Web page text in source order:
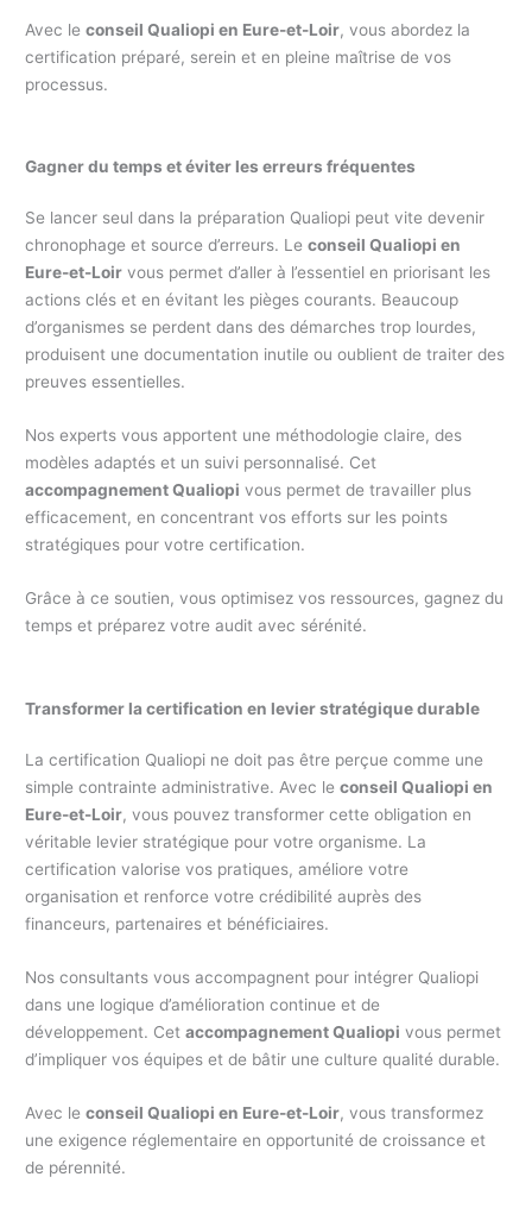
Avec leconseil Qualiopi en Eure-et-Loir, vous abordez la
certification préparé, serein et en pleine maîtrise de vos
processus.
Gagner du temps et éviter les erreurs fréquentes
Se lancer seul dans la préparation Qualiopi peut vite devenir
chronophage et source d’erreurs. Leconseil Qualiopi en
Eure-et-Loir vous permet d’aller à l’essentiel en priorisant les
actions clés et en évitant les pièges courants. Beaucoup
d’organismes se perdent dans des démarches trop lourdes,
produisent une documentation inutile ou oublient de traiter des
preuves essentielles.
Nos experts vous apportent une méthodologie claire, des
modèles adaptés et un suivi personnalisé. Cet
accompagnement Qualiopi vous permet de travailler plus
efficacement, en concentrant vos efforts sur les points
stratégiques pour votre certification.
Grâce à ce soutien, vous optimisez vos ressources, gagnez du
temps et préparez votre audit avec sérénité.
Transformer la certification en levier stratégique durable
La certification Qualiopi ne doit pas être perçue comme une
simple contrainte administrative. Avec leconseil Qualiopi en
Eure-et-Loir, vous pouvez transformer cette obligation en
véritable levier stratégique pour votre organisme. La
certification valorise vos pratiques, améliore votre
organisation et renforce votre crédibilité auprès des
financeurs, partenaires et bénéficiaires.
Nos consultants vous accompagnent pour intégrer Qualiopi
dans une logique d’amélioration continue et de
développement. Cetaccompagnement Qualiopi vous permet
d’impliquer vos équipes et de bâtir une culture qualité durable.
Avec leconseil Qualiopi en Eure-et-Loir, vous transformez
une exigence réglementaire en opportunité de croissance et
de pérennité.